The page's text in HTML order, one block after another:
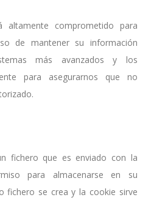
altamente comprometido para
de mantener su información
más avanzados y los
para asegurarnos que no
fichero que es enviado con la
para almacenarse en su
fichero se crea y la cookie sirve